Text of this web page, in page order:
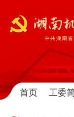
首页 工委